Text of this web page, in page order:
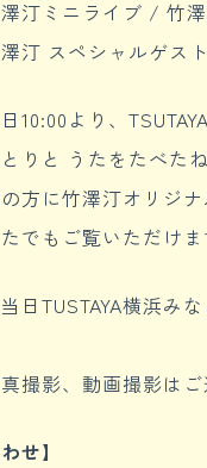
澤汀ミニライブ / 竹
澤汀 スペシャルゲス
10:00より、
りと うたをたべた
方に竹澤汀オリジ
でもご覧いただけま
日TUSTAYA横浜み
撮影、動画撮影は
せ】